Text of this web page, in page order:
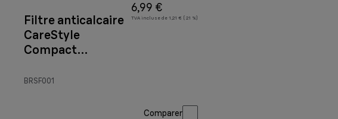
Filtre anticalcaire
CareStyle
Compact
BRSF001
6,99 €
TVA incluse de 1,21 € ( 21 %)
Comparer